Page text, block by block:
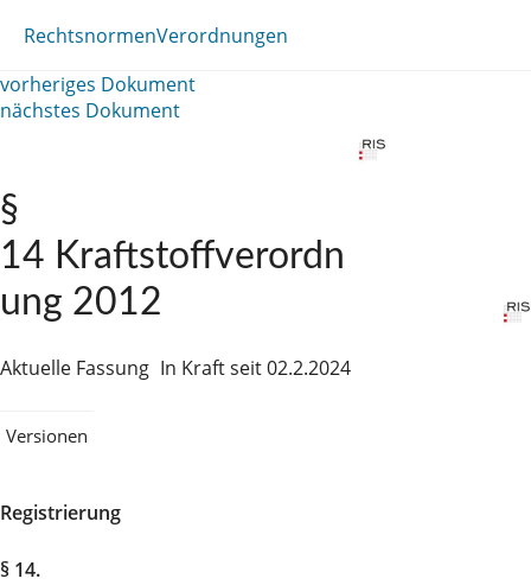
RechtsnormenVerordnungen
vorheriges Dokument
nächstes Dokument
§
14 Kraftstoffverordn
ung 2012
Aktuelle Fassung In Kraft seit 02.2.2024
Versionen
Registrierung
§ 14.